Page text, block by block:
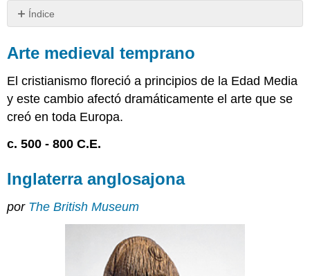
Índice
medieval
temprano
Inglaterra
del
anglosajón
amor
los
acertijos
Arte medieval temprano
El cristianismo floreció a principios de la Edad Media
y este cambio afectó dramáticamente el arte que se
creó en toda Europa.
c. 500 - 800 C.E.
Inglaterra anglosajona
por The British Museum